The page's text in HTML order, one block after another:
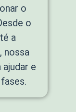
o
o
a
nossa
e